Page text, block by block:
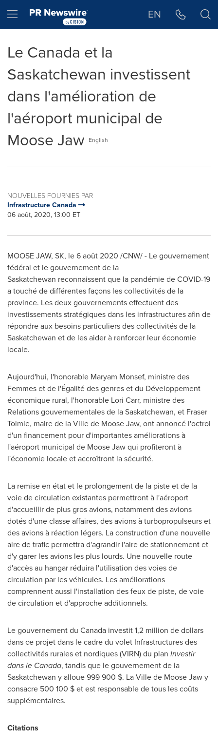
Hamburger menu EN
Le Canada et la
Saskatchewan investissent
dans l'amélioration de
l'aéroport municipal de
Moose Jaw English
NOUVELLES FOURNIES PAR
Infrastructure Canada
06 août, 2020, 13:00 ET
MOOSE JAW, SK, le 6 août 2020 /CNW/ - Le gouvernement
fédéral et le gouvernement de la
Saskatchewan reconnaissent que la pandémie de COVID-19
a touché de différentes façons les collectivités de la
province. Les deux gouvernements effectuent des
investissements stratégiques dans les infrastructures afin de
répondre aux besoins particuliers des collectivités de la
Saskatchewan et de les aider à renforcer leur économie
locale.
Aujourd'hui, l'honorable Maryam Monsef, ministre des
Femmes et de l'Égalité des genres et du Développement
économique rural, l'honorable Lori Carr, ministre des
Relations gouvernementales de laSaskatchewan, et Fraser
Tolmie, maire de la Ville de Moose Jaw, ont annoncé l'octroi
d'un financement pour d'importantes améliorations à
l'aéroport municipal de Moose Jawqui profiteront à
l'économie locale et accroîtront la sécurité.
La remise en état et le prolongement de la piste et de la
voie de circulation existantes permettront à l'aéroport
d'accueillir de plus gros avions, notamment des avions
dotés d'une classe affaires, des avions à turbopropulseurs et
des avions à réaction légers. La construction d'une nouvelle
aire de trafic permettra d'agrandir l'aire de stationnement et
d'y garer les avions les plus lourds. Une nouvelle route
d'accès au hangar réduira l'utilisation des voies de
circulation par les véhicules. Les améliorations
comprennent aussi l'installation des feux de piste, de voie
de circulation et d'approche additionnels.
Le gouvernement du Canada investit 1,2 million de dollars
dans ce projet dans le cadre du volet Infrastructures des
collectivités rurales et nordiques (VIRN) du plan Investir
dans le Canada, tandis que le gouvernement de la
Saskatchewan y alloue 999 900 $. La Ville de Moose Jawy
consacre 500 100 $ etest responsable de tous les coûts
supplémentaires.
Citations